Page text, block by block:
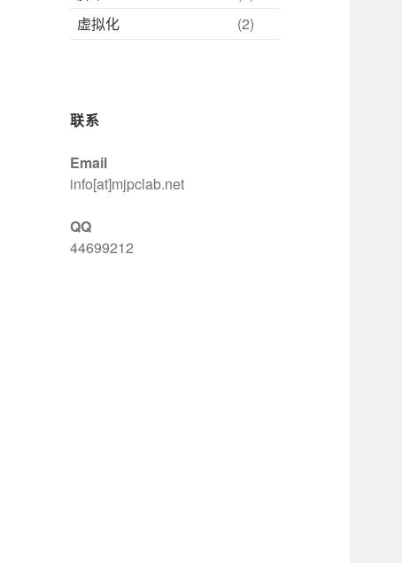
虚拟化
(2)
联系
Email
info[at]mjpclab.net
QQ
44699212